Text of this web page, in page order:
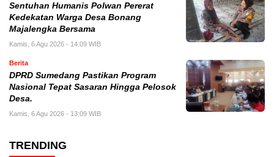
Sentuhan Humanis Polwan Pererat
Kedekatan Warga Desa Bonang
Majalengka Bersama
Kamis, 6 Agu 2026 - 14:09 WIB
Berita
DPRD Sumedang Pastikan Program
Nasional Tepat Sasaran Hingga Pelosok
Desa.
Kamis, 6 Agu 2026 - 13:09 WIB
TRENDING